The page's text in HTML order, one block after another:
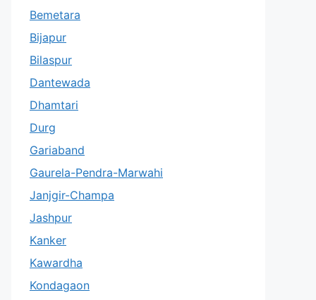
Bemetara
Bijapur
Bilaspur
Dantewada
Dhamtari
Durg
Gariaband
Gaurela-Pendra-Marwahi
Janjgir-Champa
Jashpur
Kanker
Kawardha
Kondagaon